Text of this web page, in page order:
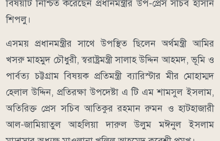
বিষয়টি নিশ্চিত করেছেন প্রধানমন্ত্রীর উপ-প্রেস সচিব হাসান
শিপলু।
এসময় প্রধানমন্ত্রীর সাথে উপস্থিত ছিলেন অর্থমন্ত্রী আমির
খসরু মাহমুদ চৌধুরী, স্বরাষ্ট্রমন্ত্রী সালাহ উদ্দিন আহমদ, ভূমি ও
পার্বত্য চট্টগ্রাম বিষয়ক প্রতিমন্ত্রী ব্যারিস্টার মীর মোহাম্মদ
হেলাল উদ্দিন, প্রতিরক্ষা উপদেষ্টা এ টি এম শামসুল ইসলাম,
অতিরিক্ত প্রেস সচিব আতিকুর রহমান রুমন ও হাটহাজারী
আল-জামিয়াতুল আহলিয়া দারুল উলুম মঈনুল ইসলাম